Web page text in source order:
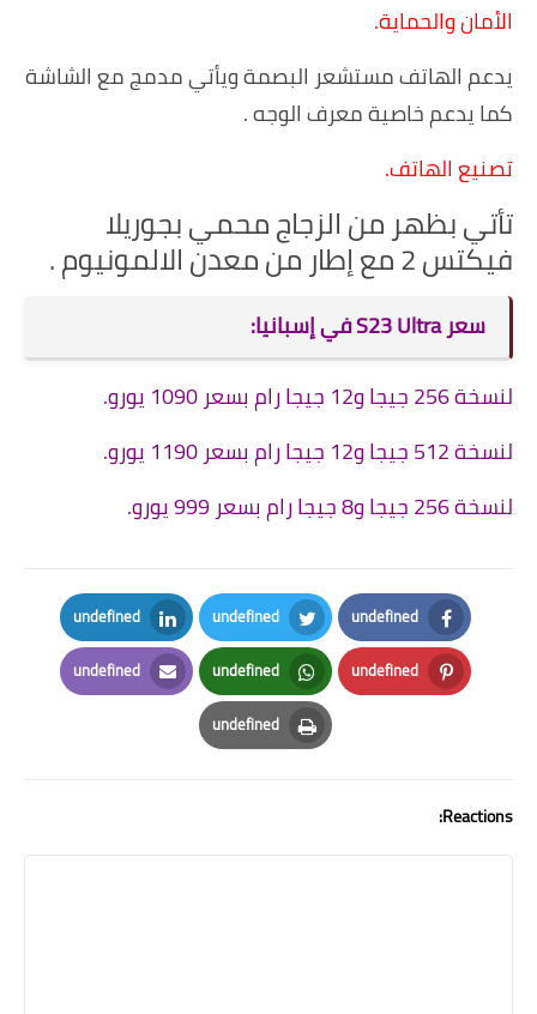
الأمان والحماية.
يدعم الهاتف مستشعر البصمة ويأتي مدمج مع الشاشة
كما يدعم خاصية معرف الوجه .
تصنيع الهاتف.
تأتي بظهر من الزجاج محمي بجوريلا
فيكتس 2 مع إطار من معدن الالمونيوم .
سعر S23 Ultra في إسبانيا:
لنسخة 256 جيجا و12 جيجا رام بسعر 1090 يورو.
لنسخة 512 جيجا و12 جيجا رام بسعر 1190 يورو.
لنسخة 256 جيجا و8 جيجا رام بسعر 999 يورو.
undefined
Facebook
undefined
Twitter
undefined
LinkedIn
undefined
Pinterest
undefined
Whatsapp
undefined
Email
undefined
Print
Reactions: